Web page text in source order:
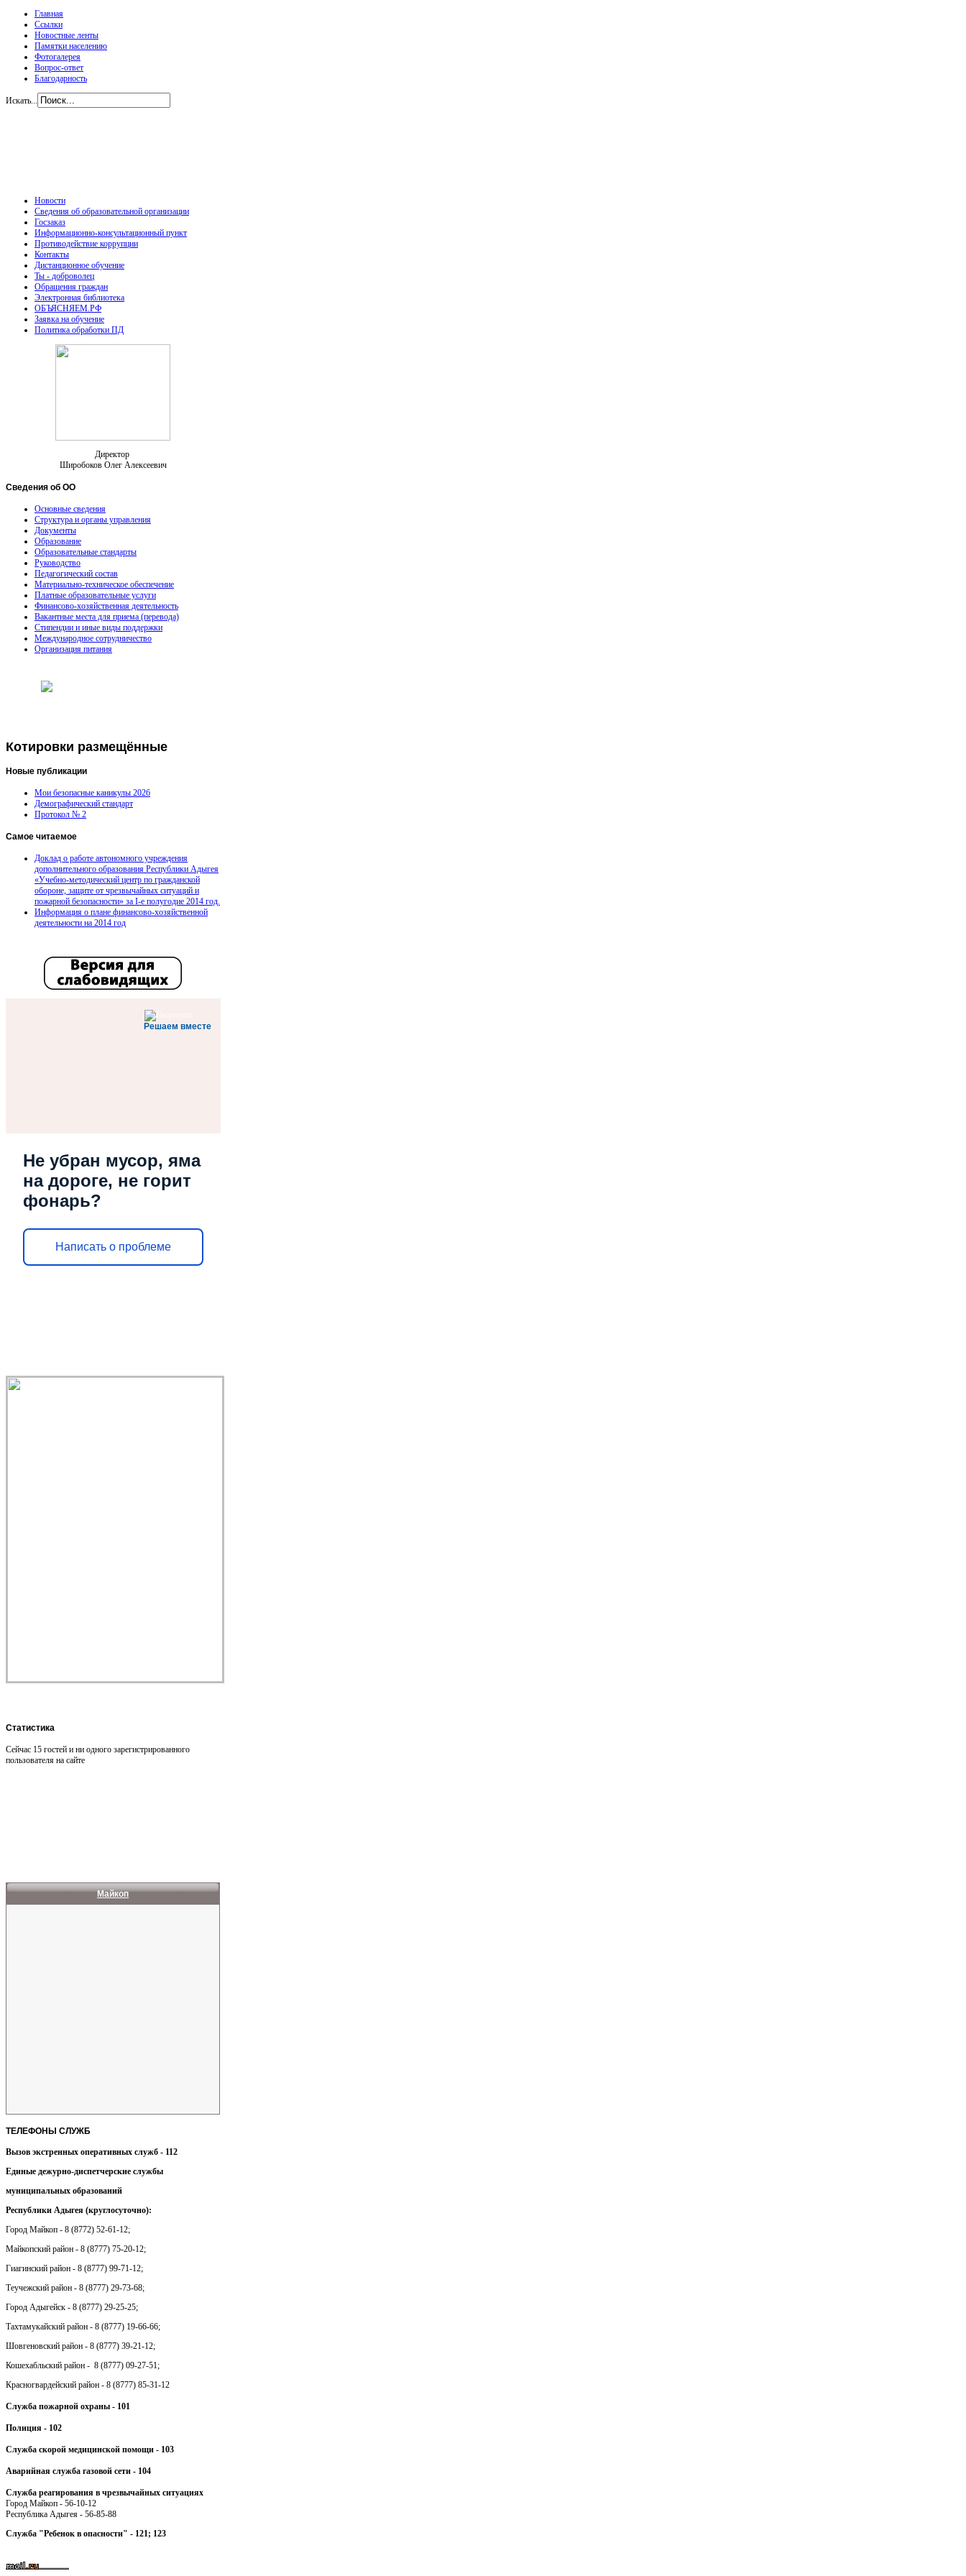
Главная
Ссылки
Новостные ленты
Памятки населению
Фотогалерея
Вопрос-ответ
Благодарность
Искать...
Новости
Сведения об образовательной организации
Госзаказ
Информационно-консультационный пункт
Противодействие коррупции
Контакты
Дистанционное обучение
Ты - доброволец
Обращения граждан
Электронная библиотека
ОБЪЯСНЯЕМ.РФ
Заявка на обучение
Политика обработки ПД
Директор
Широбоков Олег Алексеевич
Сведения об ОО
Основные сведения
Структура и органы управления
Документы
Образование
Образовательные стандарты
Руководство
Педагогический состав
Материально-техническое обеспечение
Платные образовательные услуги
Финансово-хозяйственная деятельность
Вакантные места для приема (перевода)
Стипендии и иные виды поддержки
Международное сотрудничество
Организация питания
Котировки размещённые
Новые публикации
Мои безопасные каникулы 2026
Демографический стандарт
Протокол № 2
Самое читаемое
Доклад о работе автономного учреждения
дополнительного образования Республики Адыгея
«Учебно-методический центр по гражданской
обороне, защите от чрезвычайных ситуаций и
пожарной безопасности» за I-е полугодие 2014 год.
Информация о плане финансово-хозяйственной
деятельности на 2014 год
Решаем вместе
Не убран мусор, яма
на дороге, не горит
фонарь?
Написать о проблеме
Статистика
Сейчас 15 гостей и ни одного зарегистрированного
пользователя на сайте
Майкоп
ТЕЛЕФОНЫ СЛУЖБ
Вызов экстренных оперативных служб - 112
Единые дежурно-диспетчерские службы
муниципальных образований
Республики Адыгея (круглосуточно):
Город Майкоп - 8 (8772) 52-61-12;
Майкопский район - 8 (8777) 75-20-12;
Гиагинский район - 8 (8777) 99-71-12;
Теучежский район - 8 (8777) 29-73-68;
Город Адыгейск - 8 (8777) 29-25-25;
Тахтамукайский район - 8 (8777) 19-66-66;
Шовгеновский район - 8 (8777) 39-21-12;
Кошехабльский район - 8 (8777) 09-27-51;
Красногвардейский район - 8 (8777) 85-31-12
Служба пожарной охраны - 101
Полиция - 102
Служба скорой медицинской помощи - 103
Аварийная служба газовой сети - 104
Служба реагирования в чрезвычайных ситуациях
Город Майкоп - 56-10-12
Республика Адыгея - 56-85-88
Служба "Ребенок в опасности" - 121; 123